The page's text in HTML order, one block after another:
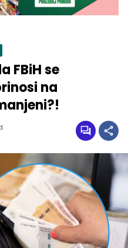
FBiH se
na